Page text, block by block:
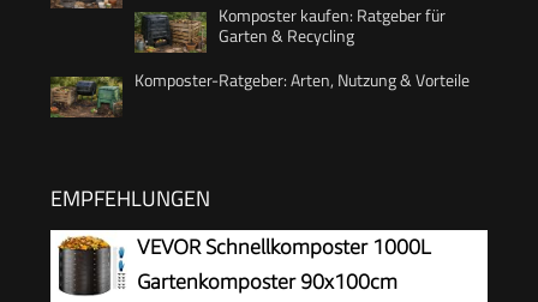
Komposter kaufen: Ratgeber für
Garten & Recycling
Komposter-Ratgeber: Arten, Nutzung & Vorteile
EMPFEHLUNGEN
VEVOR Schnellkomposter 1000L
Gartenkomposter 90x100cm